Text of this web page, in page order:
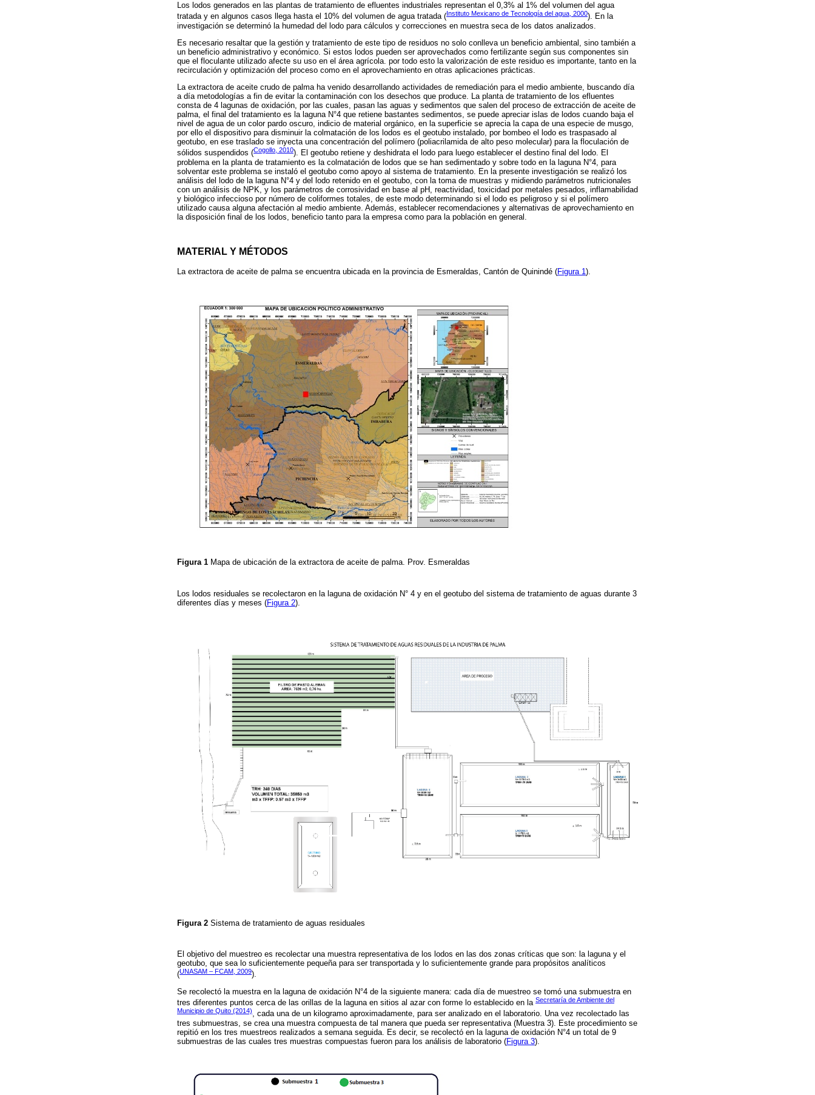
Los lodos generados en las plantas de tratamiento de efluentes industriales representan el 0,3% al 1% del volumen del agua
tratada y en algunos casos llega hasta el 10% del volumen de agua tratada ( Instituto Mexicano de Tecnología del agua, 2000). En la
investigación se determinó la humedad del lodo para cálculos y correcciones en muestra seca de los datos analizados.
Es necesario resaltar que la gestión y tratamiento de este tipo de residuos no solo conlleva un beneficio ambiental, sino también a
un beneficio administrativo y económico. Si estos lodos pueden ser aprovechados como fertilizante según sus componentes sin
que el floculante utilizado afecte su uso en el área agrícola. por todo esto la valorización de este residuo es importante, tanto en la
recirculación y optimización del proceso como en el aprovechamiento en otras aplicaciones prácticas.
La extractora de aceite crudo de palma ha venido desarrollando actividades de remediación para el medio ambiente, buscando día
a día metodologías a fin de evitar la contaminación con los desechos que produce. La planta de tratamiento de los efluentes
consta de 4 lagunas de oxidación, por las cuales, pasan las aguas y sedimentos que salen del proceso de extracción de aceite de
palma, el final del tratamiento es la laguna N°4 que retiene bastantes sedimentos, se puede apreciar islas de lodos cuando baja el
nivel de agua de un color pardo oscuro, indicio de material orgánico, en la superficie se aprecia la capa de una especie de musgo,
por ello el dispositivo para disminuir la colmatación de los lodos es el geotubo instalado, por bombeo el lodo es traspasado al
geotubo, en ese traslado se inyecta una concentración del polímero (poliacrilamida de alto peso molecular) para la floculación de
sólidos suspendidos (Cogollo, 2010). El geotubo retiene y deshidrata el lodo para luego establecer el destino final del lodo. El
problema en la planta de tratamiento es la colmatación de lodos que se han sedimentado y sobre todo en la laguna N°4, para
solventar este problema se instaló el geotubo como apoyo al sistema de tratamiento. En la presente investigación se realizó los
análisis del lodo de la laguna N°4 y del lodo retenido en el geotubo, con la toma de muestras y midiendo parámetros nutricionales
con un análisis de NPK, y los parámetros de corrosividad en base al pH, reactividad, toxicidad por metales pesados, inflamabilidad
y biológico infeccioso por número de coliformes totales, de este modo determinando si el lodo es peligroso y si el polímero
utilizado causa alguna afectación al medio ambiente. Además, establecer recomendaciones y alternativas de aprovechamiento en
la disposición final de los lodos, beneficio tanto para la empresa como para la población en general.
MATERIAL Y MÉTODOS
La extractora de aceite de palma se encuentra ubicada en la provincia de Esmeraldas, Cantón de Quinindé (Figura 1 ).
Figura 1 Mapa de ubicación de la extractora de aceite de palma. Prov. Esmeraldas
Los lodos residuales se recolectaron en la laguna de oxidación N° 4 y en el geotubo del sistema de tratamiento de aguas durante 3
diferentes días y meses (Figura 2).
Figura 2 Sistema de tratamiento de aguas residuales
El objetivo del muestreo es recolectar una muestra representativa de los lodos en las dos zonas críticas que son: la laguna y el
geotubo, que sea lo suficientemente pequeña para ser transportada y lo suficientemente grande para propósitos analíticos
(UNASAM – FCAM, 2009).
Se recolectó la muestra en la laguna de oxidación N°4 de la siguiente manera: cada día de muestreo se tomó una submuestra en
tres diferentes puntos cerca de las orillas de la laguna en sitios al azar con forme lo establecido en la Secretaría de Ambiente del
Municipio de Quito (2014), cada una de un kilogramo aproximadamente, para ser analizado en el laboratorio. Una vez recolectado las
tres submuestras, se crea una muestra compuesta de tal manera que pueda ser representativa (Muestra 3). Este procedimiento se
repitió en los tres muestreos realizados a semana seguida. Es decir, se recolectó en la laguna de oxidación N°4 un total de 9
submuestras de las cuales tres muestras compuestas fueron para los análisis de laboratorio (Figura 3).